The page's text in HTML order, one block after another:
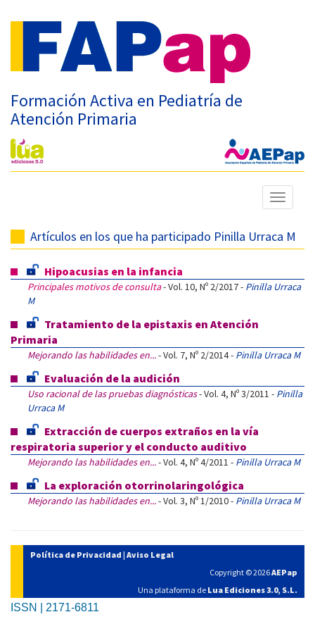
Formación Activa en Pediatría de
Atención Primaria
Mostrar
menú
Artículos en los que ha participado Pinilla Urraca M
Hipoacusias en la infancia
Principales motivos de consulta- Vol. 10, Nº 2/2017 - Pinilla Urraca
M
Tratamiento de la epistaxis en Atención
Primaria
Mejorando las habilidades en...- Vol. 7, Nº 2/2014 - Pinilla Urraca M
Evaluación de la audición
Uso racional de las pruebas diagnósticas- Vol. 4, Nº 3/2011 - Pinilla
Urraca M
Extracción de cuerpos extraños en la vía
respiratoria superior y el conducto auditivo
Mejorando las habilidades en...- Vol. 4, Nº 4/2011 - Pinilla Urraca M
La exploración otorrinolaringológica
Mejorando las habilidades en...- Vol. 3, Nº 1/2010 - Pinilla Urraca M
Política de Privacidad | Aviso Legal
Copyright © 2026AEPap
Una plataforma de Lua Ediciones 3.0, S.L.
ISSN | 2171-6811